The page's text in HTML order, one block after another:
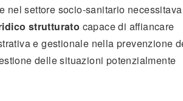
nel settore socio-sanitario
strutturato capace di affiancare
e gestionale nella prevenzione
delle situazioni potenzialmente